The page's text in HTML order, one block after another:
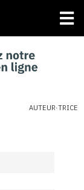
AUTEUR·TRICE